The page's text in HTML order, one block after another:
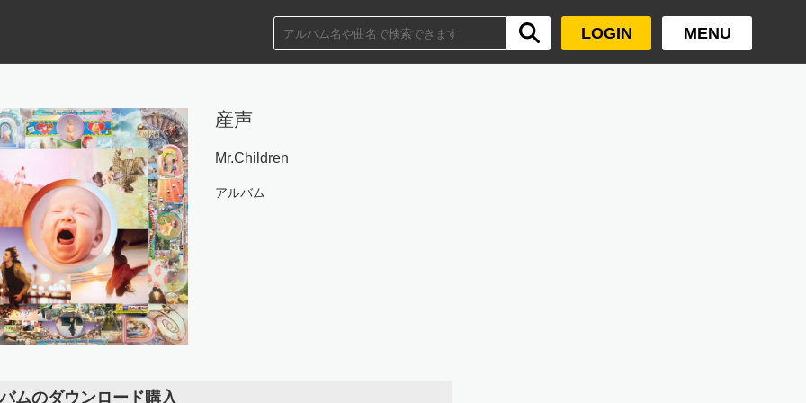
LOGIN MENU
産声
Mr.Children
アルバム
ムのダウンロード購入